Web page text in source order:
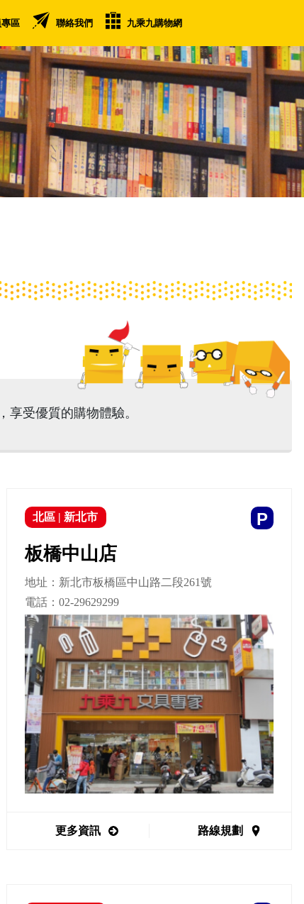
區 聯絡我們 九乘九購物網
受優質的購物體驗。
P
北區 | 新北市
板橋中山店
地址：新北市板橋區中山路二段261號
電話： 02-29629299
更多資訊 路線規劃